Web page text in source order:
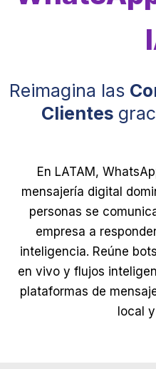
Reimagina las
Clientes
En LATAM,
mensajería digital
personas se
empresa a
inteligencia. Reúne
en vivo y flujos
plataformas de
local